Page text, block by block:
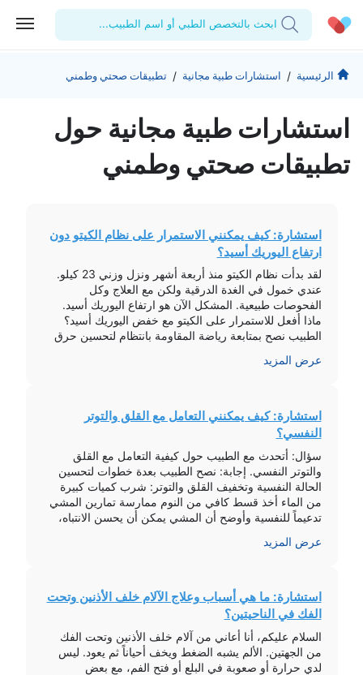
ابحث بالتخصص الطبي أو اسم الطبيب...
الحساب الشخصي
الوصفات الطبية
اختبارات المعمل
تسجيل الخروج
الشركة
المدونة
المقالات الطبية
الرئيسية / استشارات طبية مجانية / تطبيقات صحتي وطمني
استشارات طبیة مجانیة حول
تطبيقات صحتي وطمني
استشارة: كيف يمكنني الاستمرار على نظام الكيتو دون
ارتفاع اليوريك أسيد؟
لقد بدأت نظام الكيتو منذ أربعة أشهر ونزل وزني 23 كيلو.
عندي خمول في الغدة الدرقية ولكن مع العلاج وكل
الفحوصات طبيعية. المشكل الآن هو ارتفاع اليوريك أسيد.
ماذا أفعل للاستمرار على الكيتو مع خفض اليوريك أسيد؟
الطبيب نصح بمتابعة رياضة المقاومة بانتظام لتحسين حرق
السعرات بشكل […]
عرض المزيد
استشارة: كيف يمكنني التعامل مع القلق والتوتر
النفسي؟
سؤال: أتحدث مع الطبيب حول كيفية التعامل مع القلق
والتوتر النفسي. إجابة: نصح الطبيب بعدة خطوات لتحسين
الحالة النفسية وتخفيف القلق والتوتر: شرب كميات كبيرة
من الماء أخذ قسط كافي من النوم ممارسة تمارين المشي
تدعيماً للنفسية وأوضح أن المشي يمكن أن يحسن الانتباه،
في علاج […]
عرض المزيد
استشارة: ما هي أسباب وعلاج الآلام خلف الأذنين وتحت
الفك في الناحيتين؟
السلام عليكم، أنا أعاني من آلام خلف الأذنين وتحت الفك
من الجهتين. الألم يشبه الضغط ويخف أحياناً ثم يعود. ليس
لدي حرارة أو صعوبة في البلع أو فتح الفم، مع بعض